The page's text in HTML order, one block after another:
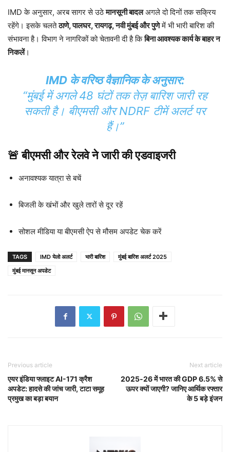
IMD के अनुसार, अरब सागर से उठेमानसूनी बादलअगले दो दिनों तक सक्रिय
रहेंगे। इसके चलतेठाणे, पालघर, रायगढ़, नवी मुंबई और पुणेमें भी भारी बारिश की
संभावना है। विभाग ने नागरिकों को चेतावनी दी है किबिना आवश्यक कार्य के बाहर न
निकलें।
IMD के वरिष्ठ वैज्ञानिक के अनुसार:
“मुंबई में अगले 48 घंटों तक तेज़ बारिश जारी रह
सकती है। बीएमसी और NDRF टीमें अलर्ट पर
हैं।”
🚨 बीएमसी और रेलवे ने जारी की एडवाइजरी
अनावश्यक यात्रा से बचें
बिजली के खंभों और खुले तारों से दूर रहें
सोशल मीडिया या बीएमसी ऐप से मौसम अपडेट चेक करें
TAGS IMD येलो अलर्ट भारी बारिश
मुंबई बारिश अलर्ट 2025
मुंबई मानसून अपडेट
Previous article
एयर इंडिया फ्लाइट AI-171 क्रैश
अपडेट: हादसे की जांच जारी, टाटा समूह
प्रमुख का बड़ा बयान
Next article
2025‑26 में भारत की GDP 6.5% से
ऊपर क्यों जाएगी? जानिए आर्थिक रफ्तार
के 5 बड़े इंजन